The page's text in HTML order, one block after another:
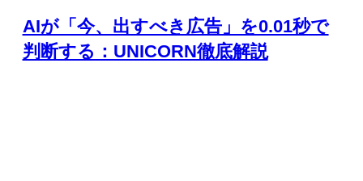
AIが「今、出すべき広告」を0.01秒で
判断する：UNICORN徹底解説